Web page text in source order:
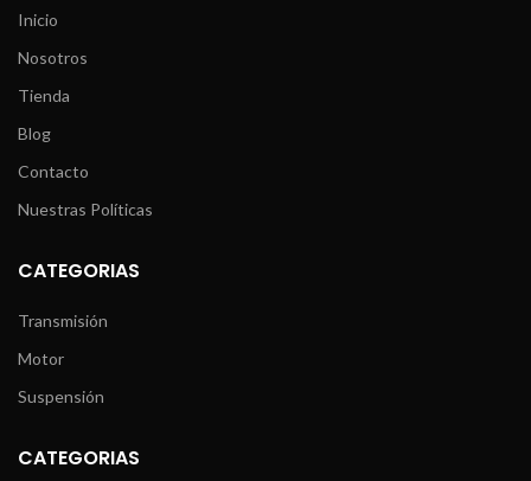
Inicio
Nosotros
Tienda
Blog
Contacto
Nuestras Políticas
CATEGORIAS
Transmisión
Motor
Suspensión
CATEGORIAS